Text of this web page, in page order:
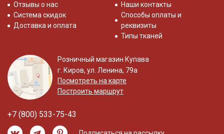
Отзывы о нас
Система скидок
Доставка и оплата
Наши контакты
Способы оплаты и
реквизиты
Типы тканей
Розничный магазин Купава
г. Киров, ул. Ленина, 79а
Посмотреть на карте
Построить маршрут
+7 (800) 533-75-43